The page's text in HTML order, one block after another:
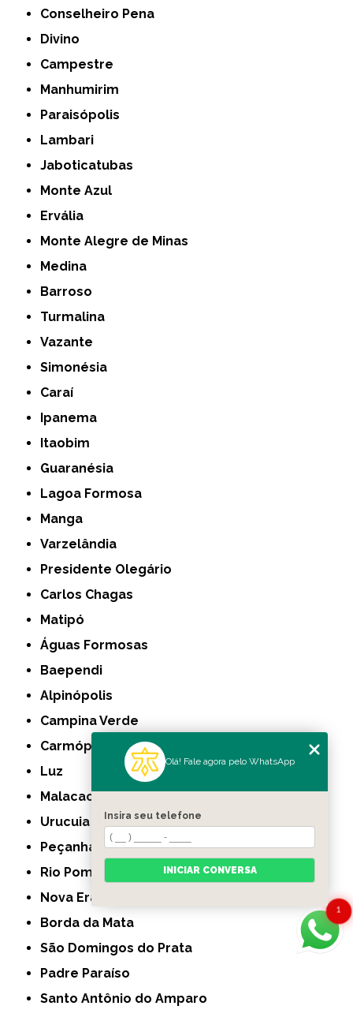
Conselheiro Pena
Divino
Campestre
Manhumirim
Paraisópolis
Lambari
Jaboticatubas
Monte Azul
Ervália
Monte Alegre de Minas
Medina
Barroso
Turmalina
Vazante
Simonésia
Caraí
Ipanema
Itaobim
Guaranésia
Lagoa Formosa
Manga
Varzelândia
Presidente Olegário
Carlos Chagas
Matipó
Águas Formosas
Baependi
Alpinópolis
Campina Verde
Carmópolis de Minas
Luz
Malacacheta
Urucuia
Peçanha
Rio Pomba
Nova Era
Borda da Mata
São Domingos do Prata
Padre Paraíso
Santo Antônio do Amparo
1
Olá! Fale agora pelo WhatsApp
Insira seu telefone
INICIAR CONVERSA